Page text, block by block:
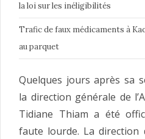
la loi sur les inéligibilités
Trafic de faux médicaments à
au parquet
Quelques jours après sa
la direction générale de
Tidiane Thiam a été
faute lourde. La direction